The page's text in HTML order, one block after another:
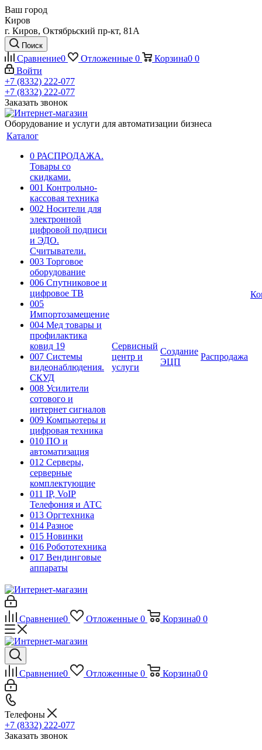
Ваш город
Киров
г. Киров, Октябрьский пр-кт, 81А
Поиск
Сравнение0 Отложенные 0 Корзина0 0
Войти
+7 (8332) 222-077
+7 (8332) 222-077
Заказать звонок
Оборудование и услуги для автоматизации бизнеса
Каталог
0 РАСПРОДАЖА.
Товары со
скидками.
001 Контрольно-
кассовая техника
002 Носители для
электронной
цифровой подписи
и ЭДО.
Считыватели.
003 Торговое
оборудование
006 Спутниковое и
цифровое ТВ
005
Импортозамещение
004 Мед товары и
профилактика
ковид 19
007 Системы
видеонаблюдения.
СКУД
008 Усилители
сотового и
интернет сигналов
009 Компьютеры и
цифровая техника
010 ПО и
автоматизация
012 Серверы,
серверные
комплектующие
011 IP, VoIP
Телефония и АТС
013 Оргтехника
014 Разное
015 Новинки
016 Робототехника
017 Вендинговые
аппараты
Сервисный
центр и
услуги
Создание
ЭЦП
Распродажа
Сравнение0 Отложенные 0 Корзина0 0
Сравнение0 Отложенные 0 Корзина0 0
Телефоны
+7 (8332) 222-077
Заказать звонок